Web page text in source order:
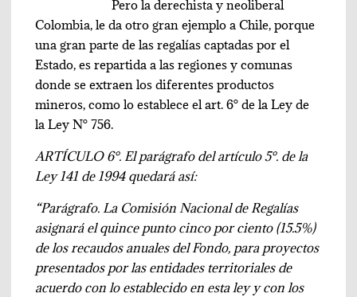
Pero la derechista y neoliberal
Colombia, le da otro gran ejemplo a Chile, porque
una gran parte de las regalías captadas por el
Estado, es repartida a las regiones y comunas
donde se extraen los diferentes productos
mineros, como lo establece el art. 6° de la Ley de
la Ley N° 756.
ARTÍCULO 6°. El parágrafo del artículo 5°. de la
Ley 141 de 1994 quedará así:
“Parágrafo. La Comisión Nacional de Regalías
asignará el quince punto cinco por ciento (15.5%)
de los recaudos anuales del Fondo, para proyectos
presentados por las entidades territoriales de
acuerdo con lo establecido en esta ley y con los